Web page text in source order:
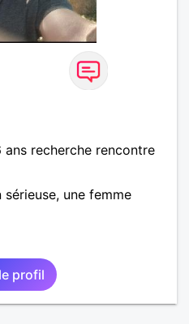
recherche rencontre
une femme
profil